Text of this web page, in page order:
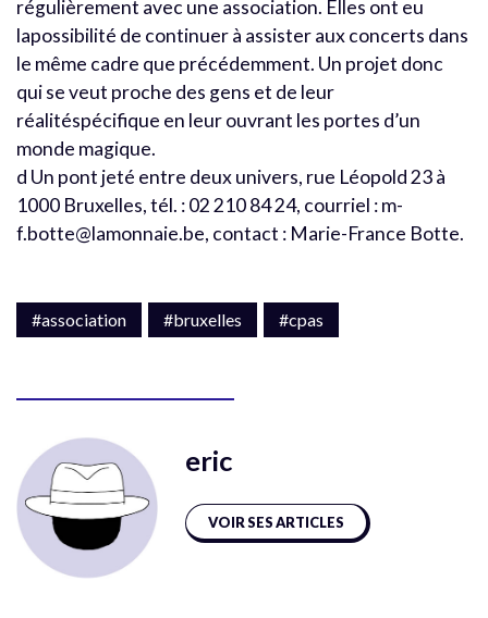
régulièrement avec une association. Elles ont eu
lapossibilité de continuer à assister aux concerts dans
le même cadre que précédemment. Un projet donc
qui se veut proche des gens et de leur
réalitéspécifique en leur ouvrant les portes d’un
monde magique.
d Un pont jeté entre deux univers, rue Léopold 23 à
1000 Bruxelles, tél. : 02 210 84 24, courriel : m-
f.botte@lamonnaie.be, contact : Marie-France Botte.
#association #bruxelles #cpas
eric
VOIR SES ARTICLES